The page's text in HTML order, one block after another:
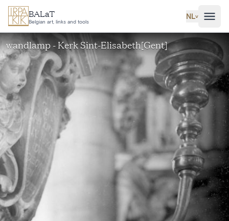
Ga naar hoofdinhoud
BALaT
Belgian art, links and tools
NL˅
wandlamp - Kerk Sint-Elisabeth[Gent]